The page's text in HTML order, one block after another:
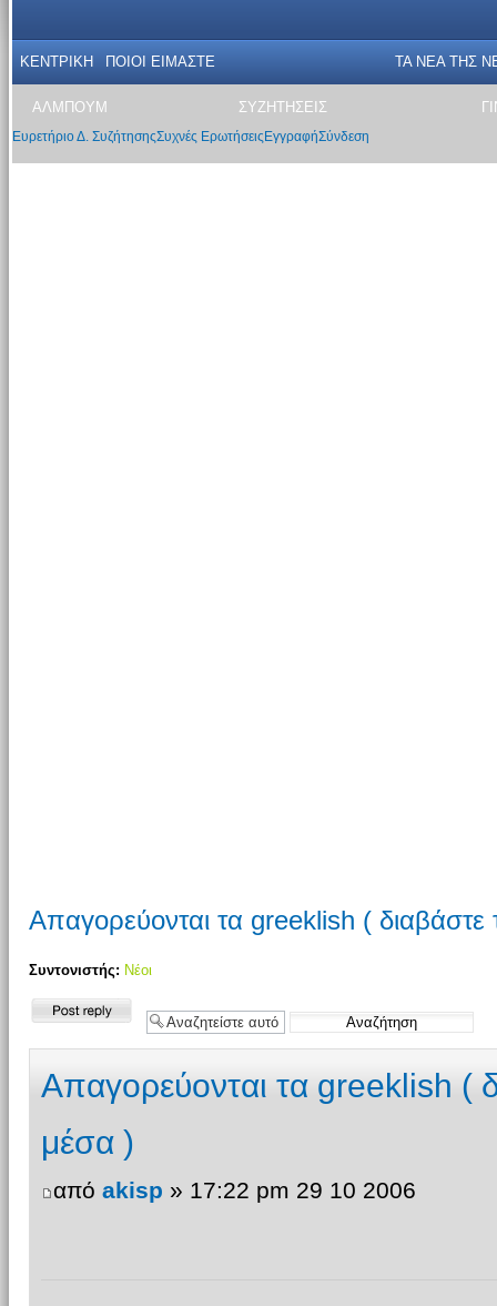
ΚΕΝΤΡΙΚΗ ΠΟΙΟΙ ΕΙΜΑΣΤΕ ΤΑ ΝΕΑ THΣ
ΑΛΜΠΟΥΜ ΣΥΖΗΤΗΣΕΙΣ
Ευρετήριο Δ. ΣυζήτησηςΣυχνές Ερωτήσεις ΕγγραφήΣύνδεση
Απαγορεύονται τα greeklish ( διαβάστε
Συντονιστής: Νέοι
Δημιουργία
Απαγορεύονται τα greeklish (
μέσα )
από akisp » 17:22 pm 29 10 2006